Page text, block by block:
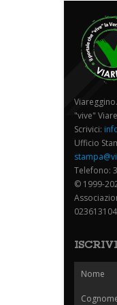
"vive"
Scrivici:
Ufficio
Telefono:
© 1999-